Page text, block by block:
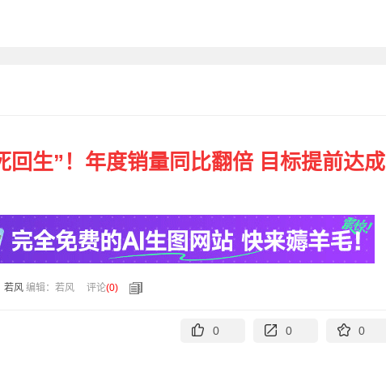
回生”！年度销量同比翻倍 目标提前达成
若风 编辑：若风 评论(0)
0 0 0